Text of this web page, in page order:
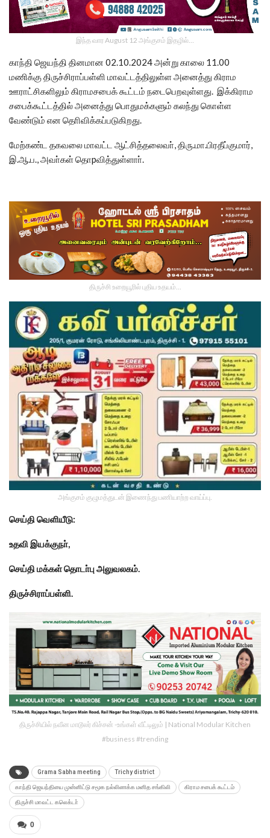
இந்த வார August 12 அங்குசம் இதழில்…
காந்தி ஜெயந்தி தினமான 02.10.2024 அன்று காலை 11.00
மணிக்கு திருச்சிராப்பள்ளி மாவட்டத்திலுள்ள அனைத்து கிராம
ஊராட்சிகளிலும் கிராமசபைக் கூட்டம் நடைபெறவுள்ளது. இக்கிராம
சபைக்கூட்டத்தில் அனைத்து பொதுமக்களும் கலந்து கொள்ள
வேண்டும் என தொிவிக்கப்படுகிறது.
மேற்கண்ட தகவலை மாவட்ட ஆட்சித்தலைவா், திரு.மா.பிரதீப்குமார்,
இ.ஆ.ப., அவா்கள் தொpவித்துள்ளாா்.
திருச்சி உறையூரில் புதிய உதயம்...
அங்குசம் குழுமத்துடன் இணைந்து பணியாற்ற வாய்ப்பு.
செய்தி வெளியீடு:
உதவி இயக்குநா்,
செய்தி மக்கள் தொடா்பு அலுவலகம்.
திருச்சிராப்பள்ளி.
திருச்சியில் நவீன மாடூலர் கிச்சன் -உங்கள் வீட்டிலும் | National Modular Kitchen
#business #trending
Grama Sabha meeting Trichy district
காந்தி ஜெயந்தியை முன்னிட்டு சமூக நல்லிணக்க மனித சங்கிலி கிராம சபைக் கூட்டம்
திருச்சி மாவட்ட கலெக்டா்
0